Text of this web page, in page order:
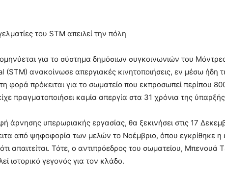
του STM απειλεί την πόλη
για το σύστημα δημόσιων συγκοινωνιών του
ανακοίνωσε απεργιακές κινητοποιήσεις, εν μέσω ήδη
φορά πρόκειται για το σωματείο που εκπροσωπεί περίπου
πραγματοποιήσει καμία απεργία στα 31 χρόνια της
άρνησης υπερωριακής εργασίας, θα ξεκινήσει στις 17
από ψηφοφορία των μελών το Νοέμβριο, όπου εγκρίθηκε η
απαιτείται. Τότε, ο αντιπρόεδρος του σωματείου, Μπενουά
ιστορικό γεγονός για τον κλάδο.